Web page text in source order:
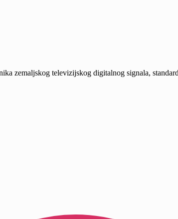
zemaljskog televizijskog digitalnog signala,